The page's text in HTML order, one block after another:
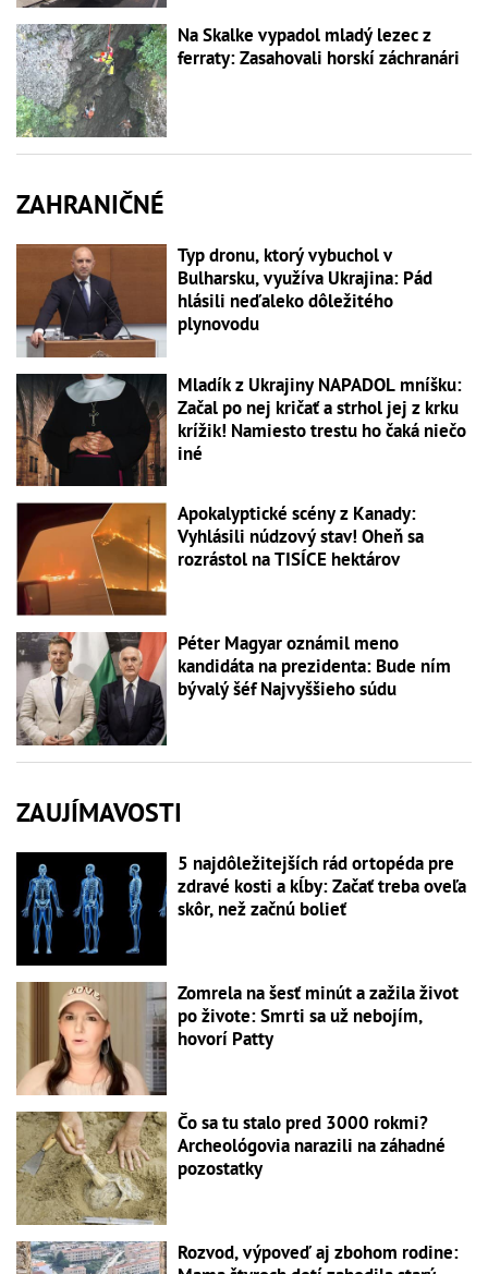
Na Skalke vypadol mladý lezec z
ferraty: Zasahovali horskí záchranári
ZAHRANIČNÉ
Typ dronu, ktorý vybuchol v
Bulharsku, využíva Ukrajina: Pád
hlásili neďaleko dôležitého
plynovodu
Mladík z Ukrajiny NAPADOL mníšku:
Začal po nej kričať a strhol jej z krku
krížik! Namiesto trestu ho čaká niečo
iné
Apokalyptické scény z Kanady:
Vyhlásili núdzový stav! Oheň sa
rozrástol na TISÍCE hektárov
Péter Magyar oznámil meno
kandidáta na prezidenta: Bude ním
bývalý šéf Najvyššieho súdu
ZAUJÍMAVOSTI
5 najdôležitejších rád ortopéda pre
zdravé kosti a kĺby: Začať treba oveľa
skôr, než začnú bolieť
Zomrela na šesť minút a zažila život
po živote: Smrti sa už nebojím,
hovorí Patty
Čo sa tu stalo pred 3000 rokmi?
Archeológovia narazili na záhadné
pozostatky
Rozvod, výpoveď aj zbohom rodine: